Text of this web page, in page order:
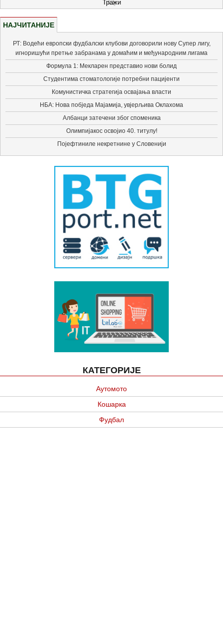
НАЈЧИТАНИЈЕ
РТ: Водећи европски фудбалски клубови договорили нову Супер лигу,
игноришући претње забранама у домаћим и међународним лигама
Формула 1: Мекларен представио нови болид
Студентима стоматологије потребни пацијенти
Комунистичка стратегија освајања власти
НБА: Нова побједа Мајамија, увјерљива Оклахома
Албанци затечени због споменика
Олимпијакос освојио 40. титулу!
Појефтиниле некретнине у Словенији
КАТЕГОРИЈЕ
Аутомото
Кошарка
Фудбал